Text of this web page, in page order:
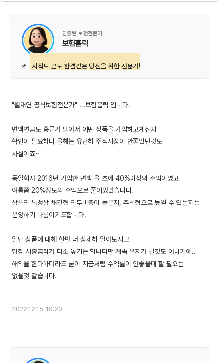
인증된 보험전문가
보험홀릭
📌 시작도 끝도 한결같은 당신을 위한 전문가!
"월재연 공식보험전문가" ...보험홀릭 입니다.
변액연금도 종류가 많아서 어떤 상품을 가입하고계신지
확인이 필요하나 올해는 유난히 주식시장이 안좋았던것도
사실이죠~
동일회사 2016년 가입한 변액 올 초에 40%이상의 수익이였고
여름쯤 20%정도의 수익으로 줄어있었습니다.
상품의 특성상 채권형 의무비중이 높은지, 주식형으로 높일 수 있는지등
운영하기 나름이기도합니다.
일단 상품에 대해 한번 더 상세히 알아보시고
당장 시중금리가 다소 높기는 합니다만 계속 유지가 될것도 아니기에..
해약을 한다하더라도 굳이 지금처럼 수익률이 안좋을때 할 필요는
없을것 같습니다.
2022.12.15. 10:20